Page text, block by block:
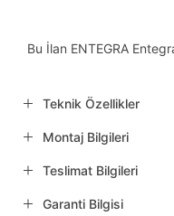
Bu İlan ENTEGRA
Teknik Özellikler
Montaj Bilgileri
Teslimat Bilgileri
Garanti Bilgisi